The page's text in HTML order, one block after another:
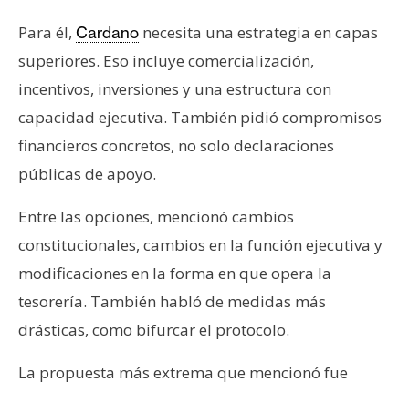
Para él, Cardano necesita una estrategia en capas
superiores. Eso incluye comercialización,
incentivos, inversiones y una estructura con
capacidad ejecutiva. También pidió compromisos
financieros concretos, no solo declaraciones
públicas de apoyo.
Entre las opciones, mencionó cambios
constitucionales, cambios en la función ejecutiva y
modificaciones en la forma en que opera la
tesorería. También habló de medidas más
drásticas, como bifurcar el protocolo.
La propuesta más extrema que mencionó fue